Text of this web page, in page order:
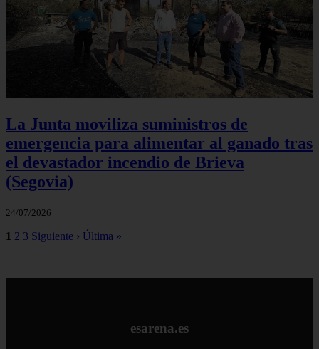
La Junta moviliza suministros de
emergencia para alimentar al ganado tras
el devastador incendio de Brieva
(Segovia)
24/07/2026
1 2 3 Siguiente › Última »
esarena.es